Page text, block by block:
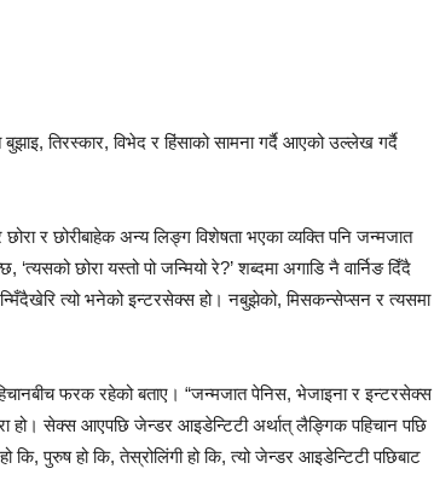
तिरस्कार, विभेद र हिंसाको सामना गर्दै आएको उल्लेख गर्दै
र छोरीबाहेक अन्य लिङ्ग विशेषता भएका व्यक्ति पनि जन्मजात
छोरा यस्तो पो जन्मियो रे?’ शब्दमा अगाडि नै वार्निङ दिँदै
त्यो भनेको इन्टरसेक्स हो। नबुझेको, मिसकन्सेप्सन र त्यसमा
फरक रहेको बताए। “जन्मजात पेनिस, भेजाइना र इन्टरसेक्स
सेक्स आएपछि जेन्डर आइडेन्टिटी अर्थात् लैङ्गिक पहिचान पछि
पुरुष हो कि, तेस्रोलिंगी हो कि, त्यो जेन्डर आइडेन्टिटी पछिबाट